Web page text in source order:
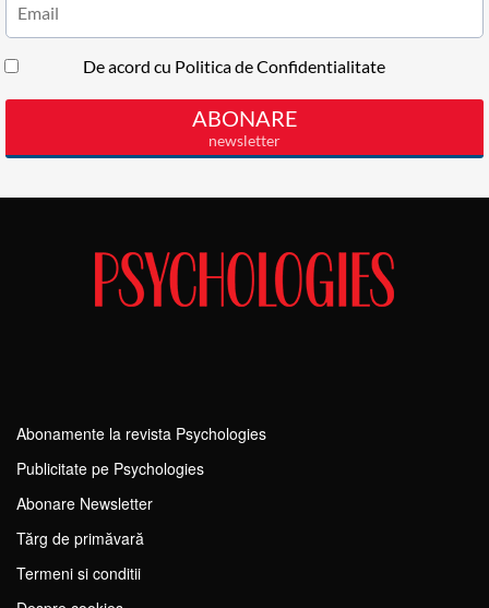
Abonamente la revista Psychologies
Publicitate pe Psychologies
Abonare Newsletter
Tărg de primăvară
Termeni si conditii